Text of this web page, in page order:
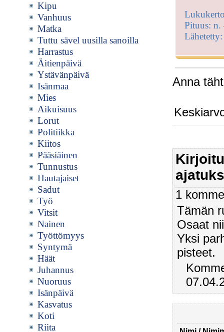
Kipu
Vanhuus
Matka
Tuttu sävel uusilla sanoilla
Harrastus
Äitienpäivä
Ystävänpäivä
Isänmaa
Mies
Aikuisuus
Lorut
Politiikka
Kiitos
Pääsiäinen
Tunnustus
Hautajaiset
Sadut
Työ
Vitsit
Nainen
Työttömyys
Syntymä
Häät
Juhannus
Nuoruus
Isänpäivä
Kasvatus
Koti
Riita
Pituus: n.
Anna
1
Tämän
Osaat
Yksi
pisteet.